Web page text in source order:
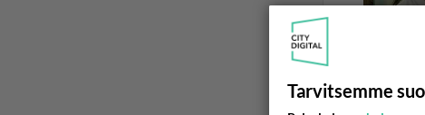
Tarvitsemme